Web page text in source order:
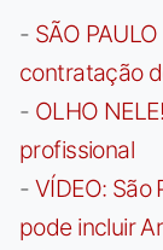
- SÃO
contratação
- OLHO
profissional
- VÍDEO:
pode incluir